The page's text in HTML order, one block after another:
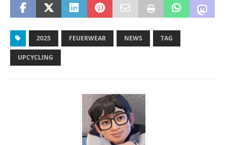
2025 FEUERWEAR NEWS TAG
UPCYCLING